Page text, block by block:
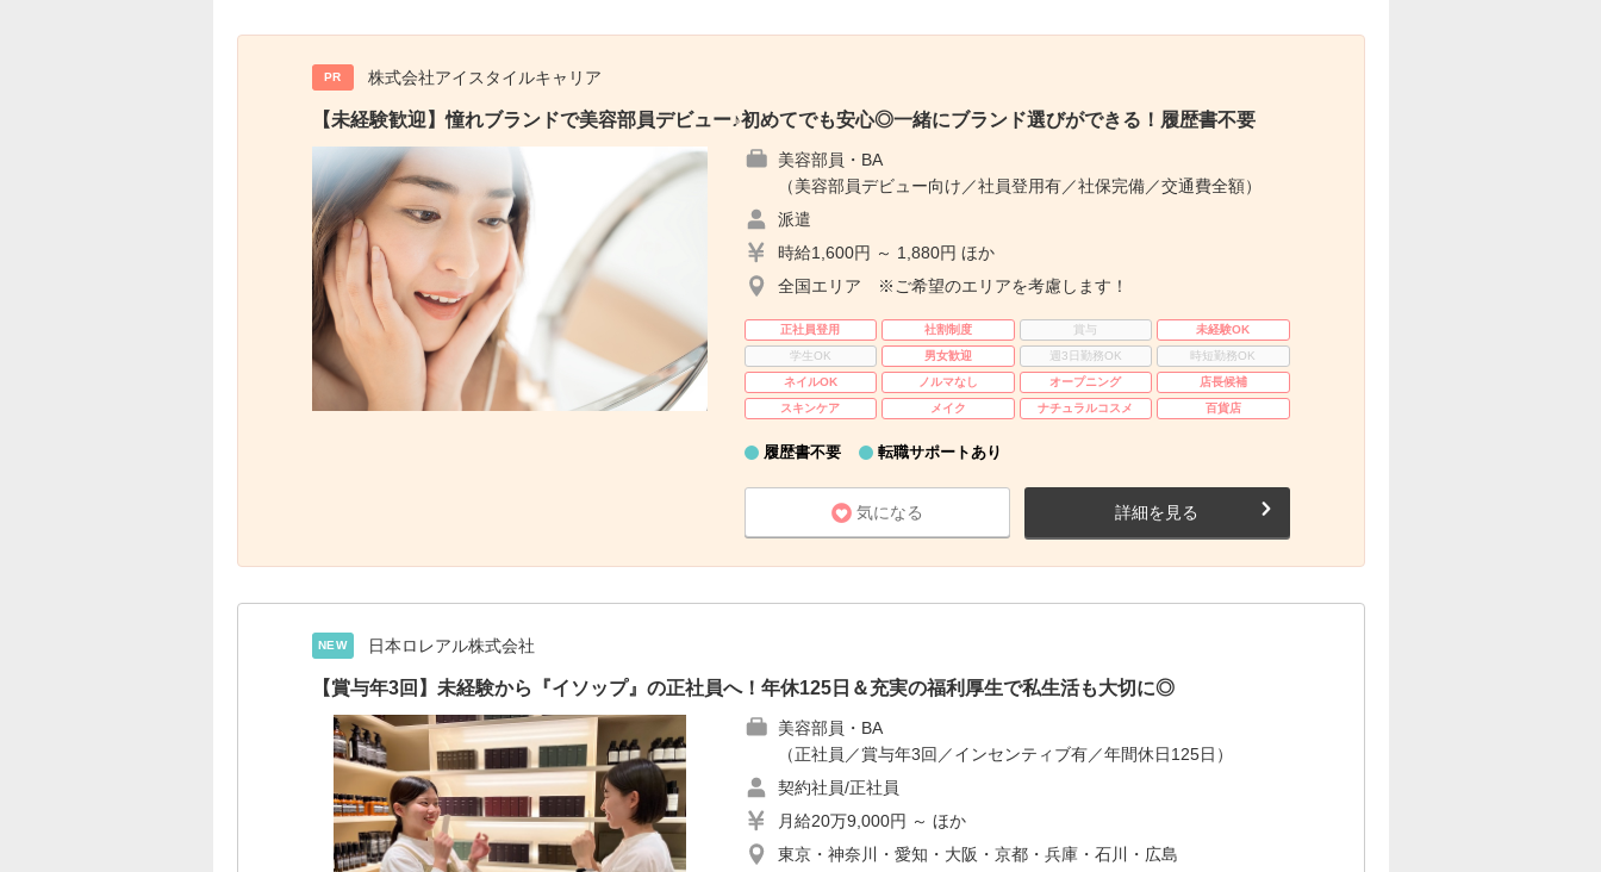
PR 株式会社アイスタイルキャリア
【未経験歓迎】憧れブランドで美容部員デビュー♪初めてでも安心◎一緒にブランド選びができる！履歴書不要
美容部員・BA
（美容部員デビュー向け／社員登用有／社保完備／交通費全額）
派遣
時給1,600円 ～ 1,880円 ほか
全国エリア ※ご希望のエリアを考慮します！
正社員登用 社割制度 賞与
未経験OK
学生OK
男女歓迎 週3日勤務OK
時短勤務OK
ネイルOK
ノルマなし オープニング
店長候補
スキンケア
メイク ナチュラルコスメ 百貨店
履歴書不要 転職サポートあり
気になる 詳細を見る
NEW 日本ロレアル株式会社
【賞与年3回】未経験から『イソップ』の正社員へ！年休125日＆充実の福利厚生で私生活も大切に◎
美容部員・BA
（正社員／賞与年3回／インセンティブ有／年間休日125日）
契約社員/正社員
月給20万9,000円 ～ ほか
東京・神奈川・愛知・大阪・京都・兵庫・石川・広島